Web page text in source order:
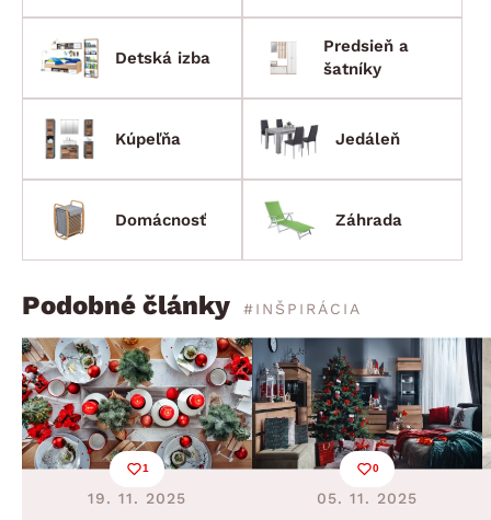
Detská izba
Predsieň a
šatníky
Kúpeľňa Jedáleň
Domácnosť Záhrada
Podobné články #INŠPIRÁCIA
1
19. 11. 2025
0
05. 11. 2025